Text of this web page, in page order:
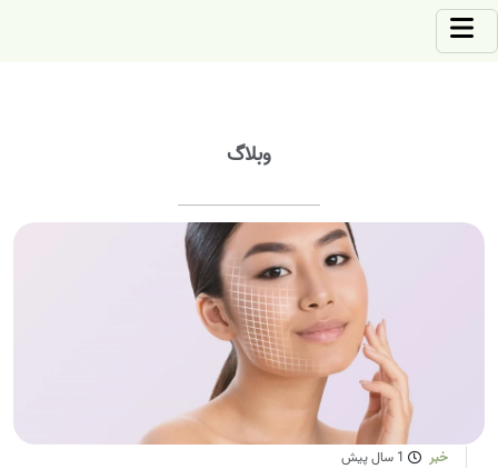
وبلاگ
خبر 1 سال پیش